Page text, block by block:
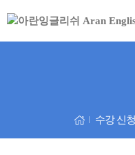
수강 신청